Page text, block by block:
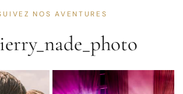
NOS AVENTURES